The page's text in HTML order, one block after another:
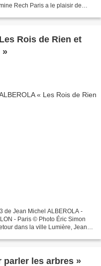
Rech Paris a le plaisir de
Rois de Rien et
»
de Jean Michel ALBEROLA -
- Paris © Photo Éric Simon
dans la ville Lumière, Jean-
parler les arbres »